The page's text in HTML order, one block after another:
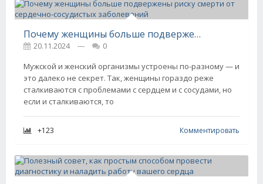
Почему женщины больше подвержены риску смерти от сердечно-сосудистых заболеваний
20.11.2024 ---
0
Мужской и женский организмы устроены по-разному — и
это далеко не секрет. Так, женщины гораздо реже
сталкиваются с проблемами с сердцем и с сосудами, но
если и сталкиваются, то
+123 Комментировать